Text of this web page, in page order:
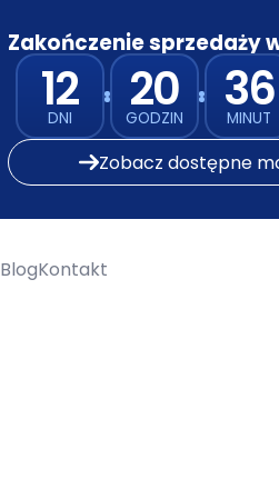
Zakończenie sprzedaży
12
DNI 20
GODZIN 36
MINUT
Zobacz dostępne
BlogKontakt